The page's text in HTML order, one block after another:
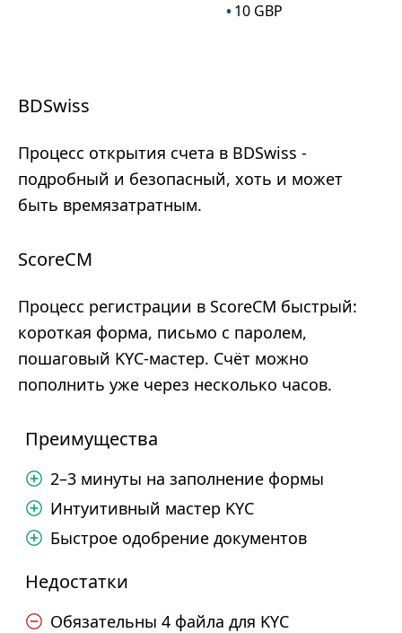
10 GBP
BDSwiss
Процесс открытия счета в BDSwiss -
подробный и безопасный, хоть и может
быть времязатратным.
ScoreCM
Процесс регистрации в ScoreCM быстрый:
короткая форма, письмо с паролем,
пошаговый KYC-мастер. Счёт можно
пополнить уже через несколько часов.
Преимущества
2–3 минуты на заполнение формы
Интуитивный мастер KYC
Быстрое одобрение документов
Недостатки
Обязательны 4 файла для KYC